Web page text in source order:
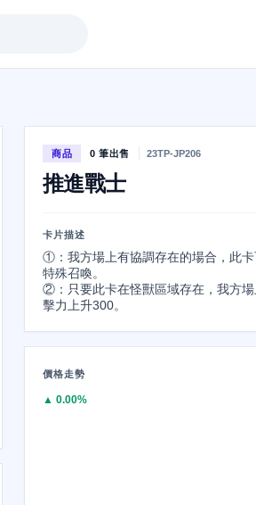
商品 0 筆出售 23TP-JP206
推進戰士
卡片描述
①：我方場上有協調存在的場合，此
特殊召喚。
②：只要此卡在怪獸區域存在，我方
擊力上升300。
價格走勢
▲ 0.00%